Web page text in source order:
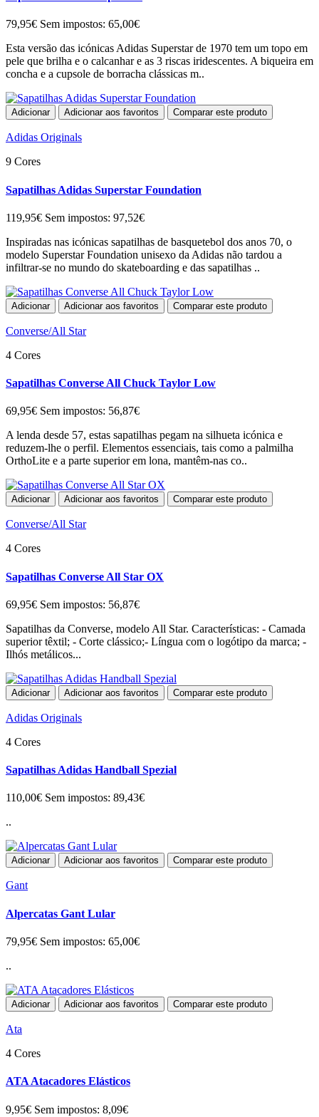
79,95€ Sem impostos: 65,00€
Esta versão das icónicas Adidas Superstar de 1970 tem um topo em
pele que brilha e o calcanhar e as 3 riscas iridescentes. A biqueira em
concha e a cupsole de borracha clássicas m..
Adicionar Adicionar aos favoritos Comparar este produto
Adidas Originals
9 Cores
Sapatilhas Adidas Superstar Foundation
119,95€ Sem impostos: 97,52€
Inspiradas nas icónicas sapatilhas de basquetebol dos anos 70, o
modelo Superstar Foundation unisexo da Adidas não tardou a
infiltrar-se no mundo do skateboarding e das sapatilhas ..
Adicionar Adicionar aos favoritos Comparar este produto
Converse/All Star
4 Cores
Sapatilhas Converse All Chuck Taylor Low
69,95€ Sem impostos: 56,87€
A lenda desde 57, estas sapatilhas pegam na silhueta icónica e
reduzem-lhe o perfil. Elementos essenciais, tais como a palmilha
OrthoLite e a parte superior em lona, mantêm-nas co..
Adicionar Adicionar aos favoritos Comparar este produto
Converse/All Star
4 Cores
Sapatilhas Converse All Star OX
69,95€ Sem impostos: 56,87€
Sapatilhas da Converse, modelo All Star. Características: - Camada
superior têxtil; - Corte clássico;- Língua com o logótipo da marca; -
Ilhós metálicos...
Adicionar Adicionar aos favoritos Comparar este produto
Adidas Originals
4 Cores
Sapatilhas Adidas Handball Spezial
110,00€ Sem impostos: 89,43€
..
Adicionar Adicionar aos favoritos Comparar este produto
Gant
Alpercatas Gant Lular
79,95€ Sem impostos: 65,00€
..
Adicionar Adicionar aos favoritos Comparar este produto
Ata
4 Cores
ATA Atacadores Elásticos
9,95€ Sem impostos: 8,09€